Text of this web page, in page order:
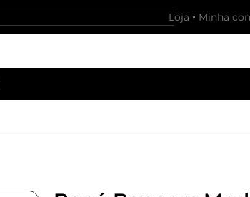
Loja Minha